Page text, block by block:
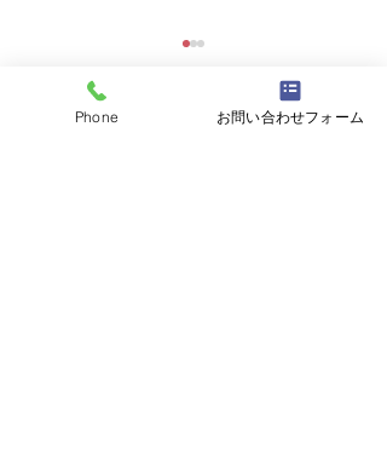
Phone お問い合わせフォーム